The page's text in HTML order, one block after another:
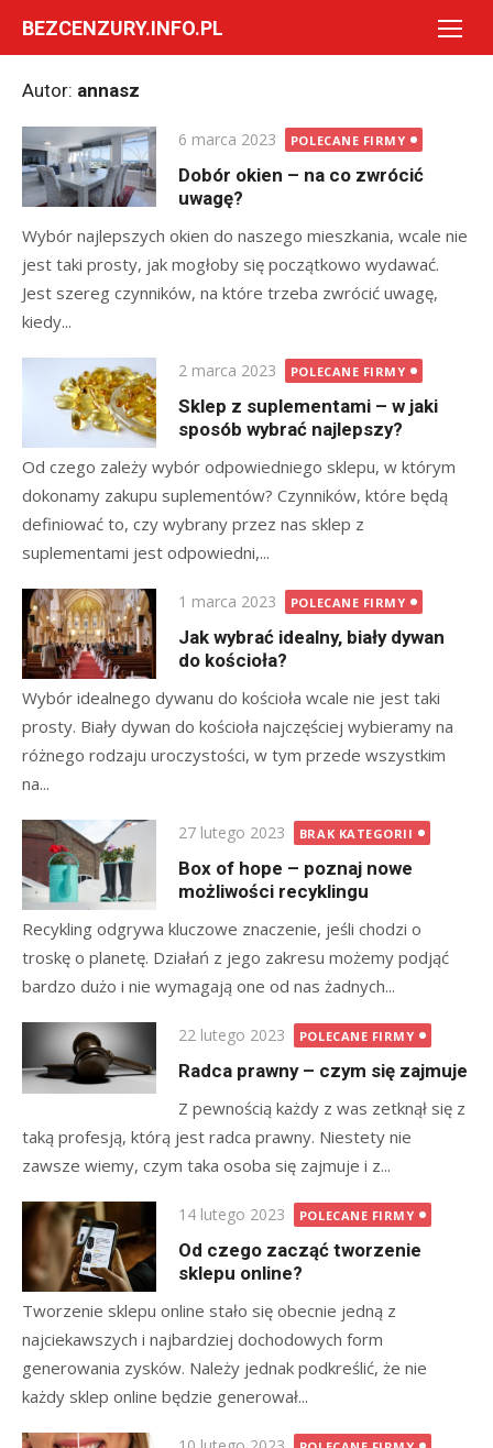
BEZCENZURY.INFO.PL
Autor: annasz
Posted
on
6 marca 2023 POLECANE FIRMY
Dobór okien – na co zwrócić
uwagę?
Wybór najlepszych okien do naszego mieszkania, wcale nie
jest taki prosty, jak mogłoby się początkowo wydawać.
Jest szereg czynników, na które trzeba zwrócić uwagę,
kiedy...
Posted
on
2 marca 2023 POLECANE FIRMY
Sklep z suplementami – w jaki
sposób wybrać najlepszy?
Od czego zależy wybór odpowiedniego sklepu, w którym
dokonamy zakupu suplementów? Czynników, które będą
definiować to, czy wybrany przez nas sklep z
suplementami jest odpowiedni,...
Posted
on
1 marca 2023 POLECANE FIRMY
Jak wybrać idealny, biały dywan
do kościoła?
Wybór idealnego dywanu do kościoła wcale nie jest taki
prosty. Biały dywan do kościoła najczęściej wybieramy na
różnego rodzaju uroczystości, w tym przede wszystkim
na...
Posted
on
27 lutego 2023 BRAK KATEGORII
Box of hope – poznaj nowe
możliwości recyklingu
Recykling odgrywa kluczowe znaczenie, jeśli chodzi o
troskę o planetę. Działań z jego zakresu możemy podjąć
bardzo dużo i nie wymagają one od nas żadnych...
Posted
on
22 lutego 2023 POLECANE FIRMY
Radca prawny – czym się zajmuje
Z pewnością każdy z was zetknął się z
taką profesją, którą jest radca prawny. Niestety nie
zawsze wiemy, czym taka osoba się zajmuje i z...
Posted
on
14 lutego 2023 POLECANE FIRMY
Od czego zacząć tworzenie
sklepu online?
Tworzenie sklepu online stało się obecnie jedną z
najciekawszych i najbardziej dochodowych form
generowania zysków. Należy jednak podkreślić, że nie
każdy sklep online będzie generował...